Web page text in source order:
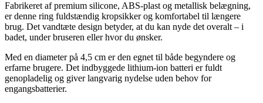
Fabrikeret af premium silicone, ABS-plast og metallisk belægning,
er denne ring fuldstændig kropsikker og komfortabel til længere
brug. Det vandtæte design betyder, at du kan nyde det overalt – i
badet, under bruseren eller hvor du ønsker.
Med en diameter på 4,5 cm er den egnet til både begyndere og
erfarne brugere. Det indbyggede lithium-ion batteri er fuldt
genopladelig og giver langvarig nydelse uden behov for
engangsbatterier.